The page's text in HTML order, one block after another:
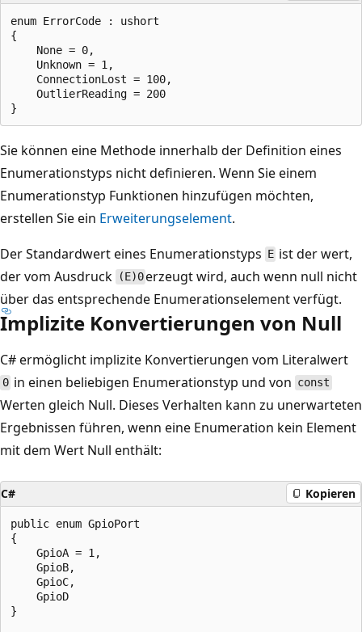
enum ErrorCode : ushort
{
    None = 0,
    Unknown = 1,
    ConnectionLost = 100,
    OutlierReading = 200
Sie können eine Methode innerhalb der Definition eines
Enumerationstyps nicht definieren. Wenn Sie einem
Enumerationstyp Funktionen hinzufügen möchten,
erstellen Sie ein Erweiterungselement.
Der Standardwert eines Enumerationstyps E ist der wert,
der vom Ausdruck
(E)0erzeugt wird, auch wenn null nicht
über das entsprechende Enumerationselement verfügt.
Implizite Konvertierungen von Null
C# ermöglicht implizite Konvertierungen vom Literalwert
0 in einen beliebigen Enumerationstyp und von const
Werten gleich Null. Dieses Verhalten kann zu unerwarteten
Ergebnissen führen, wenn eine Enumeration kein Element
mit dem Wert Null enthält:
C# Kopieren
public enum GpioPort
{
    GpioA = 1,
    GpioB,
    GpioC,
    GpioD
}